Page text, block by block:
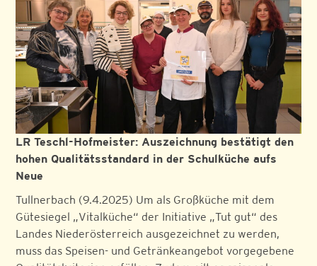
LR Teschl-Hofmeister: Auszeichnung bestätigt den
hohen Qualitätsstandard in der Schulküche aufs
Neue
Tullnerbach (9.4.2025) Um als Großküche mit dem
Gütesiegel „Vitalküche“ der Initiative „Tut gut“ des
Landes Niederösterreich ausgezeichnet zu werden,
muss das Speisen- und Getränkeangebot vorgegebene